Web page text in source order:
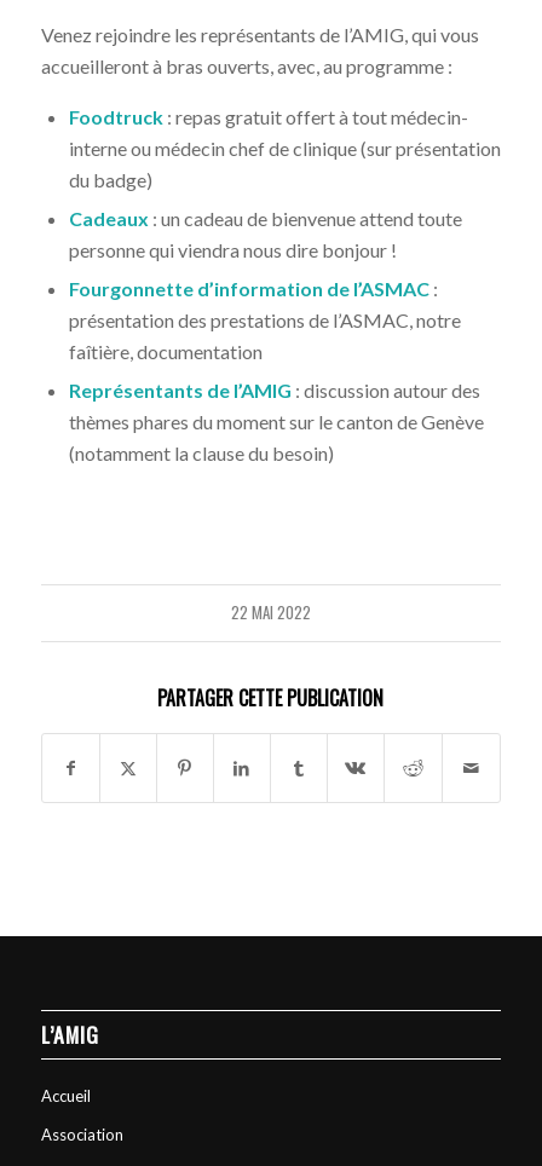
Venez rejoindre les représentants de l’AMIG, qui vous
accueilleront à bras ouverts, avec, au programme :
Foodtruck: repas gratuit offert à tout médecin-
interne ou médecin chef de clinique (sur présentation
du badge)
Cadeaux : un cadeau de bienvenue attend toute
personne qui viendra nous dire bonjour !
Fourgonnette d’information de l’ASMAC:
présentation des prestations de l’ASMAC, notre
faîtière, documentation
Représentants de l’AMIG : discussion autour des
thèmes phares du moment sur le canton de Genève
(notamment la clause du besoin)
22 MAI 2022
PARTAGER CETTE PUBLICATION
L’AMIG
Accueil
Association